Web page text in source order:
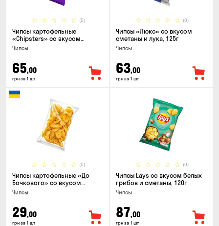
(0)
Чипсы картофельные
«Chipsters» со вкусом
острый удон, 100г
Чипсы
65,00
грн за 1 шт
(0)
Чипсы «Люкс» со вкусом
сметаны и лука, 125г
Чипсы
63,00
грн за 1 шт
(0)
Чипсы картофельные «До
Бочкового» со вкусом
сметаны с зеленью, 100г
Чипсы
29,00
грн за 1 шт
(0)
Чипсы Lays со вкусом белых
грибов и сметаны, 120г
Чипсы
87,00
грн за 1 шт